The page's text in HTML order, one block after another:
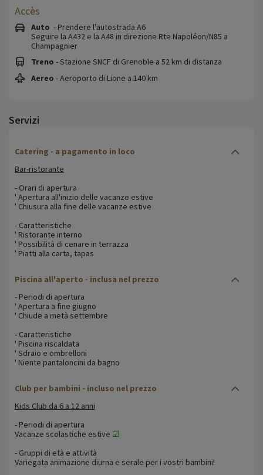
Accès
Auto - Prendere l'autostrada A6
Seguire la A432 e la A48 in direzione Rte Napoléon/N85 a
Champagnier
Treno - Stazione SNCF di Grenoble a 52 km di distanza
Aereo - Aeroporto di Lione a 140 km
Servizi
Catering - a pagamento in loco
Bar-ristorante
- Orari di apertura
' Apertura all'inizio delle vacanze estive
' Chiusura alla fine delle vacanze estive
- Caratteristiche
' Ristorante interno
' Possibilità di cenare in terrazza
' Piatti alla carta, tapas
Piscina all'aperto - inclusa nel prezzo
- Periodi di apertura
' Apertura a fine giugno
' Chiude a metà settembre
- Caratteristiche
' Piscina riscaldata
' Sdraio e ombrelloni
' Niente pantaloncini da bagno
Club per bambini - incluso nel prezzo
Kids Club da 6 a 12 anni
- Periodi di apertura
Vacanze scolastiche estive ☑
- Gruppi di età e attività
Variegata animazione diurna e serale per i vostri bambini!